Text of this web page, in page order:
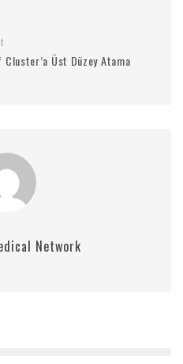
Cluster’a Üst Düzey Atama
Network